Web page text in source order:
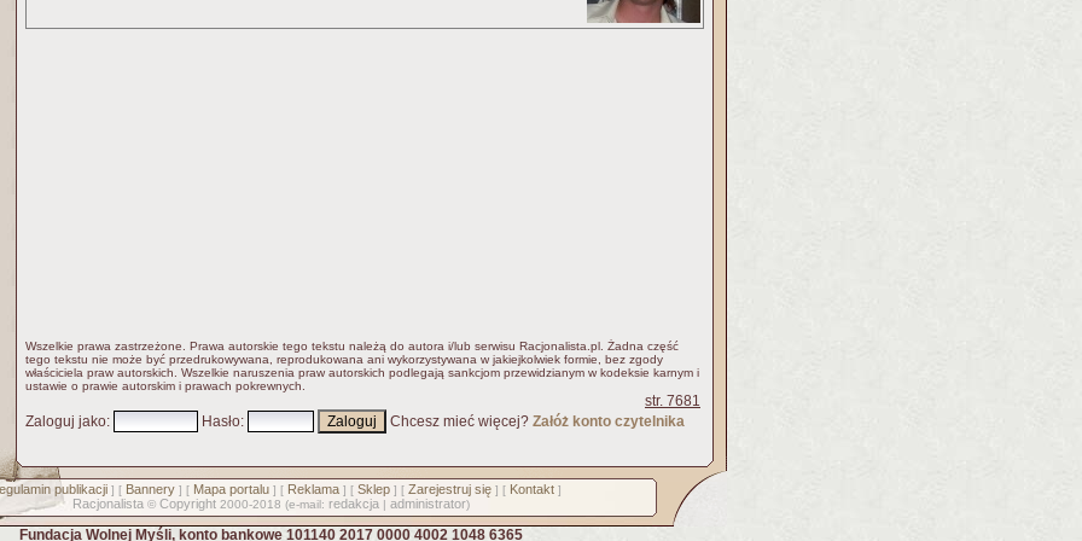
Wszelkie prawa zastrzeżone. Prawa autorskie tego tekstu należą do autora i/lub serwisu Racjonalista.pl. Żadna część
tego tekstu nie może być przedrukowywana, reprodukowana ani wykorzystywana w jakiejkolwiek formie, bez zgody
właściciela praw autorskich. Wszelkie naruszenia praw autorskich podlegają sankcjom przewidzianym w kodeksie karnym i
ustawie o prawie autorskim i prawach pokrewnych.
str. 7681
Zaloguj jako: Hasło: Chcesz mieć więcej? Załóż konto czytelnika
publikacji] [ Bannery] [ Mapa portalu] [ Reklama] [ Sklep] [ Zarejestruj się] [ Kontakt]
Racjonalista © Copyright 2000-2018 (e-mail: redakcja | administrator)
Fundacja Wolnej Myśli, konto bankowe 101140 2017 0000 4002 1048 6365